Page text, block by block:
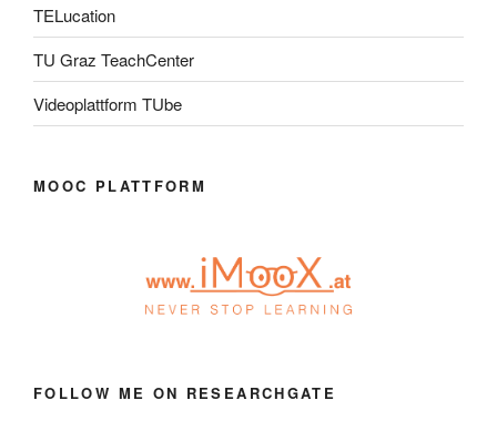
TELucation
TU Graz TeachCenter
Videoplattform TUbe
MOOC PLATTFORM
FOLLOW ME ON RESEARCHGATE